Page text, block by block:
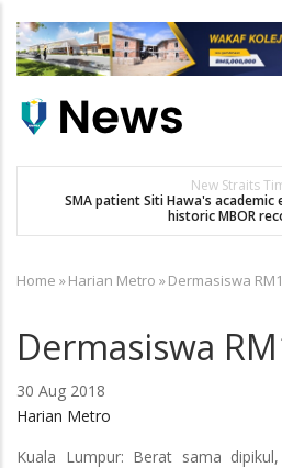
main
Main
Others
Dr. Siti Hawa Cipta Rekod MBOR,
Pengajian Berterusan
Breadcrumb
Home »Harian Metro »Dermasiswa
Dermasiswa
30 Aug 2018
Harian Metro
Kuala Lumpur: Berat sama